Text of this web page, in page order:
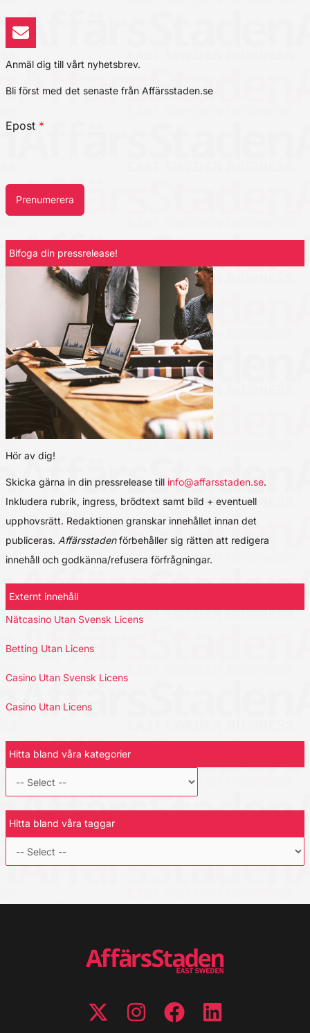
Anmäl dig till vårt nyhetsbrev.
Bli först med det senaste från Affärsstaden.se
Epost *
Prenumerera
Bifoga din pressrelease!
Hör av dig!
Skicka gärna in din pressrelease till info@affarsstaden.se.
Inkludera rubrik, ingress, brödtext samt bild + eventuell
upphovsrätt. Redaktionen granskar innehållet innan det
publiceras. Affärsstadenförbehåller sig rätten att redigera
innehåll och godkänna/refusera förfrågningar.
Externt innehåll
Nätcasino Utan Svensk Licens
Betting Utan Licens
Casino Utan Svensk Licens
Casino Utan Licens
Hitta bland våra kategorier
Hitta bland våra taggar